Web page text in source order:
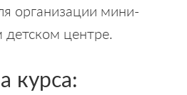
организации мини-
центре.
курса: